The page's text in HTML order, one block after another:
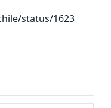
status/1623